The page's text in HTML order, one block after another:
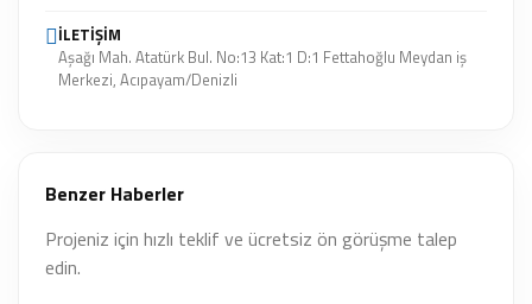
İLETİŞİM
Aşağı Mah. Atatürk Bul. No:13 Kat:1 D:1 Fettahoğlu Meydan iş
Merkezi, Acıpayam/Denizli
Benzer Haberler
Projeniz için hızlı teklif ve ücretsiz ön görüşme talep
edin.